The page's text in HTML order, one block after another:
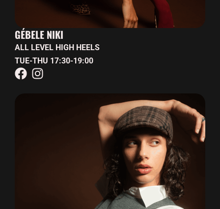
GÉBELE NIKI
ALL LEVEL HIGH HEELS
TUE-THU 17:30-19:00